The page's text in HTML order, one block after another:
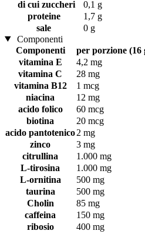
di cui zuccheri
0,1 g
proteine
1,7 g
sale
0 g
Componenti
Componenti
per porzione (16
vitamina E
4,2 mg
vitamina C
28 mg
vitamina B12
1 mcg
niacina
12 mg
acido folico
60 mcg
biotina
20 mcg
acido pantotenico2 mg
zinco
3 mg
citrullina
1.000 mg
L-tirosina
1.000 mg
L-ornitina
500 mg
taurina
500 mg
Cholin
85 mg
caffeina
150 mg
ribosio
400 mg